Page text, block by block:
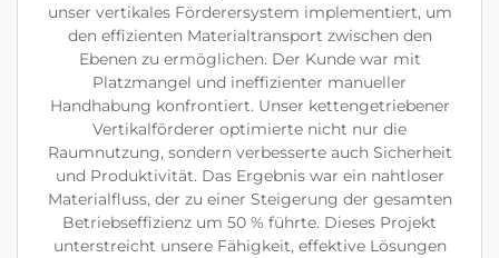
unser vertikales Förderersystem implementiert, um
den effizienten Materialtransport zwischen den
Ebenen zu ermöglichen. Der Kunde war mit
Platzmangel und ineffizienter manueller
Handhabung konfrontiert. Unser kettengetriebener
Vertikalförderer optimierte nicht nur die
Raumnutzung, sondern verbesserte auch Sicherheit
und Produktivität. Das Ergebnis war ein nahtloser
Materialfluss, der zu einer Steigerung der gesamten
Betriebseffizienz um 50 % führte. Dieses Projekt
unterstreicht unsere Fähigkeit, effektive Lösungen